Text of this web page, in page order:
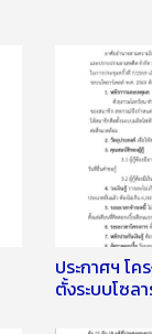
ประกาศฯ โ
ตั้งระบบโซล